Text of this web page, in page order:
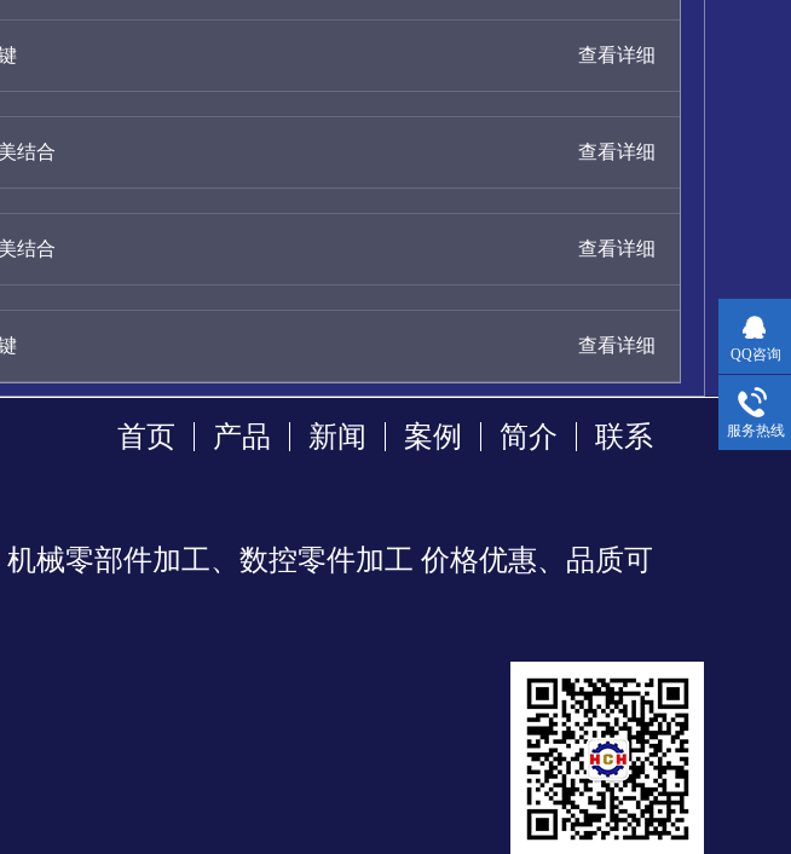
查看详细
结合 查看详细
结合 查看详细
查看详细
首页 产品 新闻 案例 简介 联系
械零部件加工、数控零件加工 价格优惠、品质可
QQ咨询
服务热线